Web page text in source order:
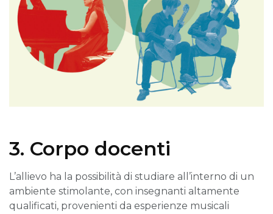
3. Corpo docenti
L’allievo ha la possibilità di studiare all’interno di un
ambiente stimolante, con insegnanti altamente
qualificati, provenienti da esperienze musicali